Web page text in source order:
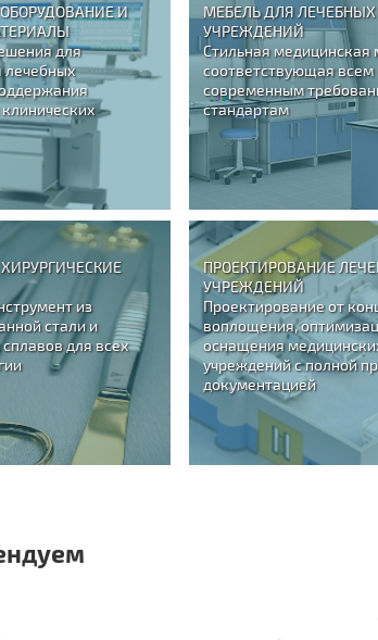
И
для
лечебных
МЕБЕЛЬ ДЛЯ ЛЕЧЕБНЫХ
УЧРЕЖДЕНИЙ
Стильная медицинская
соответствующая всем
современным
стандартам
из
стали и
для всех
ПРОЕКТИРОВАНИЕ
УЧРЕЖДЕНИЙ
Проектирование от
воплощения,
оснащения
учреждений с полной
документацией